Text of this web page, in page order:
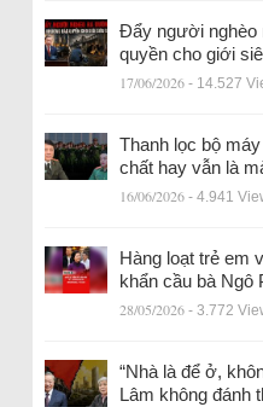
Đẩy người nghèo
quyền cho giới
17/06/2026 - 14.527
Thanh lọc bộ
chất hay vẫn là
16/06/2026 - 4.941
Hàng loạt trẻ em
khẩn cầu bà Ngô
28/05/2026 - 3.772
“Nhà là để ở,
Lâm không đánh